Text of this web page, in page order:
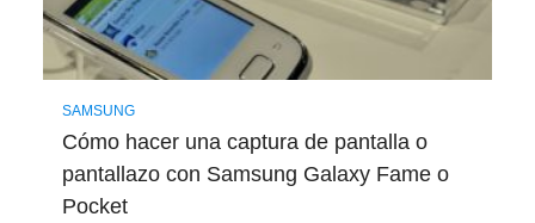
SAMSUNG
Cómo hacer una captura de pantalla o
pantallazo con Samsung Galaxy Fame o
Pocket